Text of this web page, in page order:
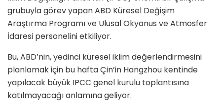
grubuyla görev yapan ABD Küresel Değişim
Araştırma Programı ve Ulusal Okyanus ve Atmosfer
İdaresi personelini etkiliyor.
Bu, ABD’nin, yedinci küresel iklim değerlendirmesini
planlamak için bu hafta Çin’in Hangzhou kentinde
yapılacak büyük IPCC genel kurulu toplantısına
katılmayacağı anlamına geliyor.